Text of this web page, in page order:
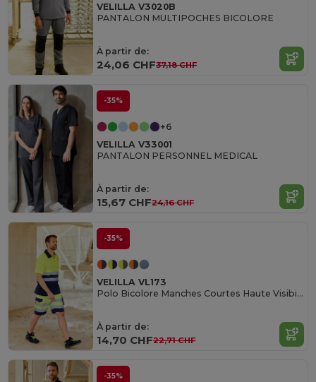
VELILLA V3020B
PANTALON MULTIPOCHES BICOLORE
À partir de:
24,06 CHF37,18 CHF
-35%
+6
VELILLA V33001
PANTALON PERSONNEL MEDICAL
À partir de:
15,67 CHF24,16 CHF
-35%
VELILLA VL173
Polo Bicolore Manches Courtes Haute Visibilité
À partir de:
14,70 CHF22,71 CHF
-35%